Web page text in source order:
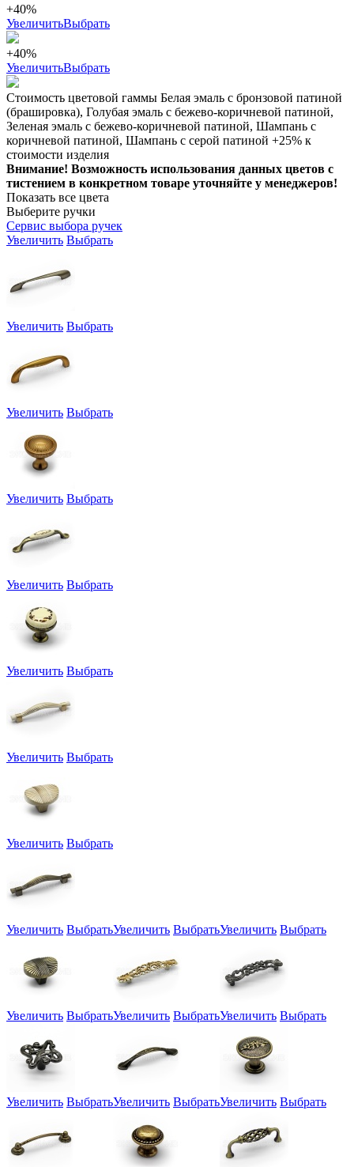
+40%
УвеличитьВыбрать
+40%
УвеличитьВыбрать
Стоимость цветовой гаммы Белая эмаль с бронзовой патиной
(брашировка), Голубая эмаль с бежево-коричневой патиной,
Зеленая эмаль с бежево-коричневой патиной, Шампань с
коричневой патиной, Шампань с серой патиной +25% к
стоимости изделия
Внимание! Возможность использования данных цветов с
тистением в конкретном товаре уточняйте у менеджеров!
Показать все цвета
Выберите ручки
Сервис выбора ручек
Увеличить Выбрать
Увеличить Выбрать
Увеличить Выбрать
Увеличить Выбрать
Увеличить Выбрать
Увеличить Выбрать
Увеличить Выбрать
Увеличить Выбрать
Увеличить ВыбратьУвеличить ВыбратьУвеличить Выбрать
Увеличить ВыбратьУвеличить ВыбратьУвеличить Выбрать
Увеличить ВыбратьУвеличить ВыбратьУвеличить Выбрать